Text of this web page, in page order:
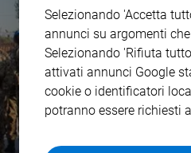
Selezionando 'Accetta
annunci su argomenti
Selezionando 'Rifiuta
attivati annunci Google
cookie o identificatori
potranno essere richiesti